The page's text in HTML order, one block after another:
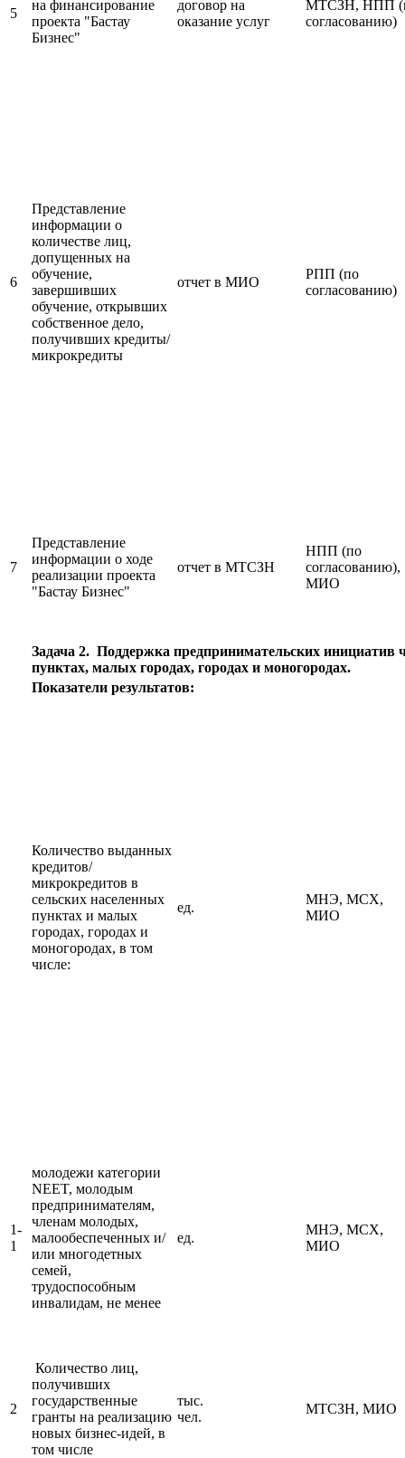
5
на финансирование
проекта "Бастау
Бизнес"
договор на
оказание услуг
МТСЗН, НПП
согласованию)
6
Представление
информации о
количестве лиц,
допущенных на
обучение,
завершивших
обучение, открывших
собственное дело,
получивших кредиты/
микрокредиты
отчет в МИО
РПП (по
согласованию)
7
Представление
информации о ходе
реализации проекта
"Бастау Бизнес"
отчет в МТСЗН
НПП (по
согласованию),
МИО
Задача 2. Поддержка предпринимательских инициатив
пунктах, малых городах, городах и моногородах.
Показатели результатов:
Количество выданных
кредитов/
микрокредитов в
сельских населенных
пунктах и малых
городах, городах и
моногородах, в том
числе:
ед.
МНЭ, МСХ,
МИО
1-
1
молодежи категории
NEET, молодым
предпринимателям,
членам молодых,
малообеспеченных и/
или многодетных
семей,
трудоспособным
инвалидам, не менее
ед.
МНЭ, МСХ,
МИО
2
Количество лиц,
получивших
государственные
гранты на реализацию
новых бизнес-идей, в
том числе
тыс.
чел.
МТСЗН, МИО